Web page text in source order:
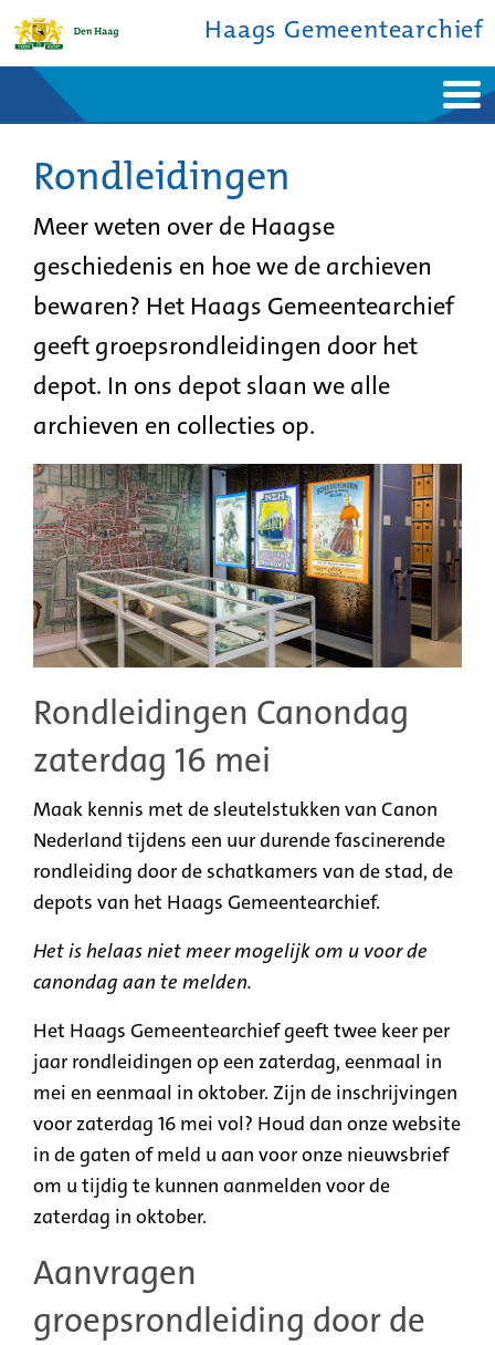
Haags Gemeentearchief
Ontdek de stad
De studiezaal
Bronnen en collecties
Over ons
Rondleidingen
Meer weten over de Haagse
geschiedenis en hoe we de archieven
bewaren? Het Haags Gemeentearchief
geeft groepsrondleidingen door het
depot. In ons depot slaan we alle
archieven en collecties op.
Rondleidingen Canondag
zaterdag 16 mei
Maak kennis met de sleutelstukken van Canon
Nederland tijdens een uur durende fascinerende
rondleiding door de schatkamers van de stad, de
depots van het Haags Gemeentearchief.
Het is helaas niet meer mogelijk om u voor de
canondag aan te melden.
Het Haags Gemeentearchief geeft twee keer per
jaar rondleidingen op een zaterdag, eenmaal in
mei en eenmaal in oktober. Zijn de inschrijvingen
voor zaterdag 16 mei vol? Houd dan onze website
in de gaten of meld u aan voor onze nieuwsbrief
om u tijdig te kunnen aanmelden voor de
zaterdag in oktober.
Aanvragen
groepsrondleiding door de